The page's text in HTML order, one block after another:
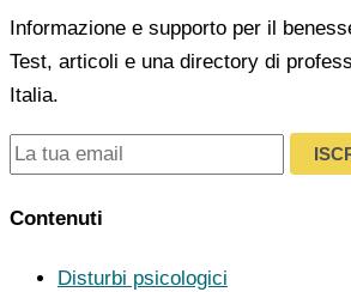
Informazione e supporto per il
Test, articoli e una directory di
Italia.
Contenuti
Disturbi psicologici